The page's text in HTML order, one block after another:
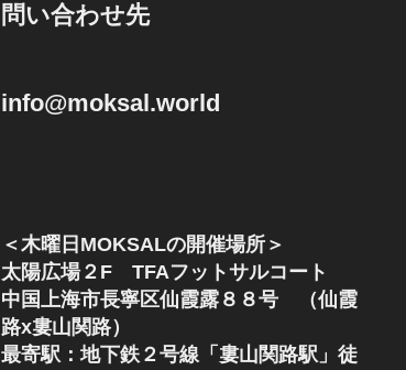
問い合わせ先
info@moksal.world
＜木曜日MOKSALの開催場所＞
太陽広場２F TFAフットサルコート
中国上海市長寧区仙霞露８８号 （仙霞
路x婁山関路）
最寄駅：地下鉄２号線「婁山関路駅」徒